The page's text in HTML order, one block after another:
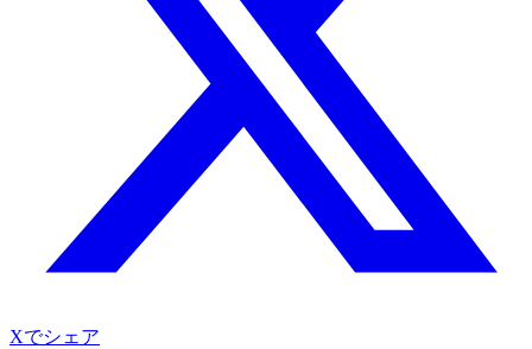
Xでシェア